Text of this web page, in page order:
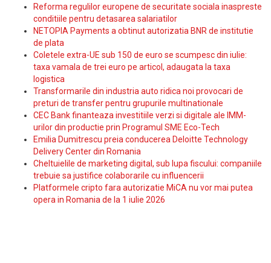
Reforma regulilor europene de securitate sociala inaspreste
conditiile pentru detasarea salariatilor
NETOPIA Payments a obtinut autorizatia BNR de institutie
de plata
Coletele extra-UE sub 150 de euro se scumpesc din iulie:
taxa vamala de trei euro pe articol, adaugata la taxa
logistica
Transformarile din industria auto ridica noi provocari de
preturi de transfer pentru grupurile multinationale
CEC Bank finanteaza investitiile verzi si digitale ale IMM-
urilor din productie prin Programul SME Eco-Tech
Emilia Dumitrescu preia conducerea Deloitte Technology
Delivery Center din Romania
Cheltuielile de marketing digital, sub lupa fiscului: companiile
trebuie sa justifice colaborarile cu influencerii
Platformele cripto fara autorizatie MiCA nu vor mai putea
opera in Romania de la 1 iulie 2026